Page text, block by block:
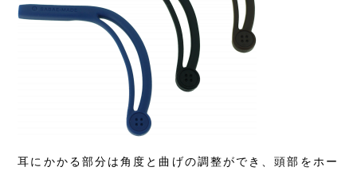
耳にかかる部分は角度と曲げの調整ができ、頭部をホー